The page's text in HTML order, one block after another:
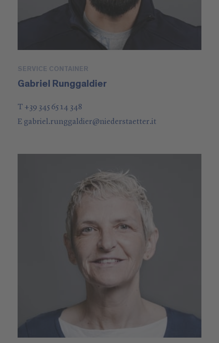
SERVICE CONTAINER
Gabriel Runggaldier
T +39 345 65 14 348
E gabriel.runggaldier@niederstaetter.it